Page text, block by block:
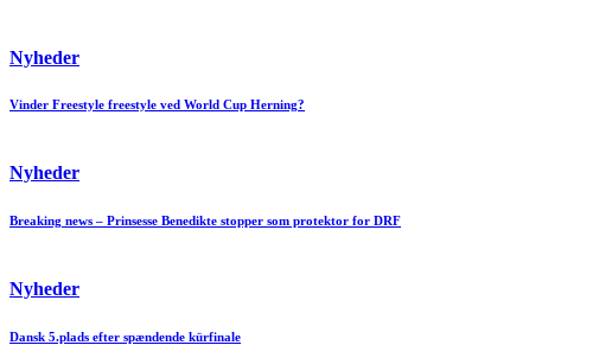
Nyheder
Vinder Freestyle freestyle ved World Cup Herning?
Nyheder
Breaking news – Prinsesse Benedikte stopper som protektor for DRF
Nyheder
Dansk 5.plads efter spændende kürfinale